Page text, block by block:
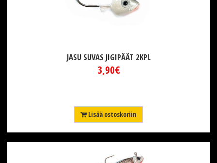
JASU SUVAS JIGIPÄÄT 2KPL
3,90€
Lisää ostoskoriin